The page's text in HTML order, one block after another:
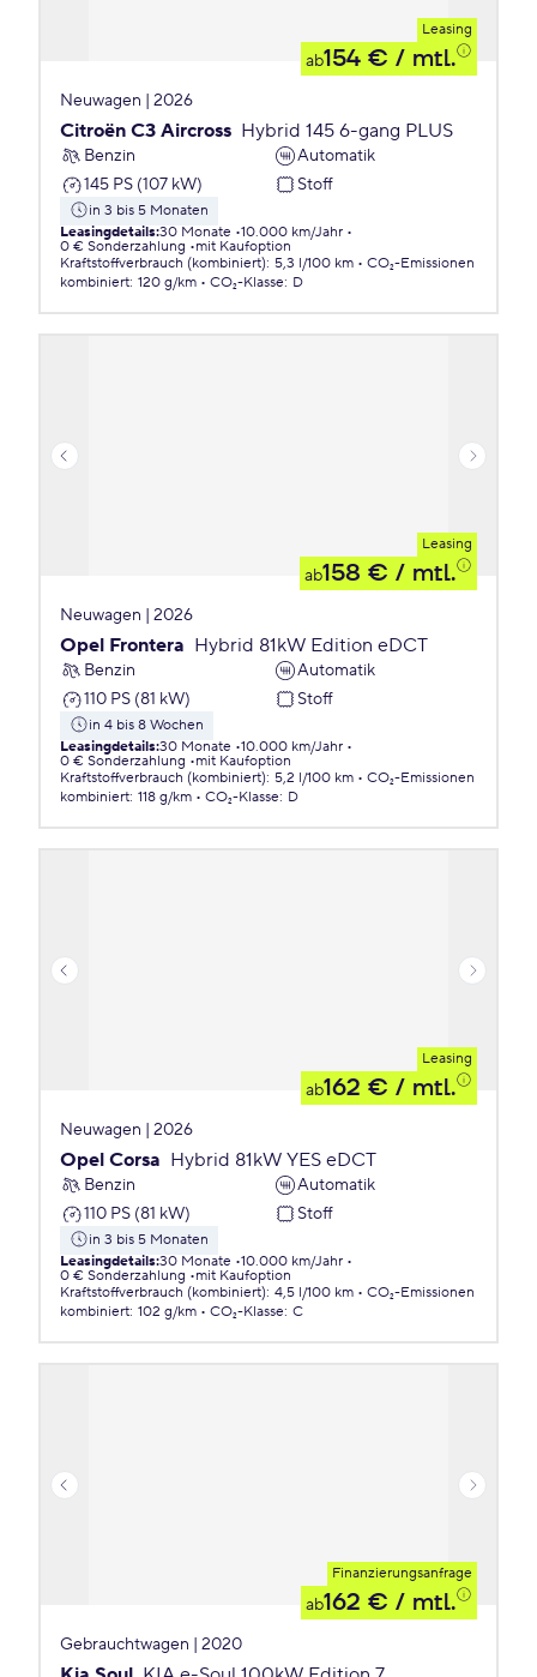
Leasing
ab154 € / mtl.
Neuwagen | 2026
Citroën C3 Aircross Hybrid 145 6-gang PLUS
Benzin
Automatik
145 PS (107 kW)
Stoff
in 3 bis 5 Monaten
Leasingdetails:30 Monate 10.000 km/Jahr
0 € Sonderzahlung
mit Kaufoption
Kraftstoffverbrauch (kombiniert): 5,3 l/100 km
CO₂-Emissionen
kombiniert: 120 g/km CO₂-Klasse: D
Leasing
ab158 € / mtl.
Neuwagen | 2026
Opel Frontera Hybrid 81kW Edition eDCT
Benzin
Automatik
110 PS (81 kW)
Stoff
in 4 bis 8 Wochen
Leasingdetails:30 Monate 10.000 km/Jahr
0 € Sonderzahlung
mit Kaufoption
Kraftstoffverbrauch (kombiniert): 5,2 l/100 km
CO₂-Emissionen
kombiniert: 118 g/km CO₂-Klasse: D
Leasing
ab162 € / mtl.
Neuwagen | 2026
Opel Corsa Hybrid 81kW YES eDCT
Benzin
Automatik
110 PS (81 kW)
Stoff
in 3 bis 5 Monaten
Leasingdetails:30 Monate 10.000 km/Jahr
0 € Sonderzahlung
mit Kaufoption
Kraftstoffverbrauch (kombiniert): 4,5 l/100 km
CO₂-Emissionen
kombiniert: 102 g/km CO₂-Klasse: C
Finanzierungsanfrage
ab162 € / mtl.
Gebrauchtwagen | 2020